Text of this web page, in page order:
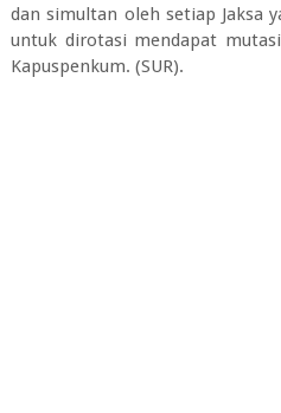
dan simultan oleh setiap Jaksa
untuk dirotasi mendapat
Kapuspenkum. (SUR).